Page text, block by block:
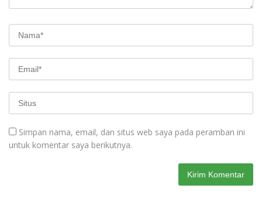
Simpan nama, email, dan situs web saya pada peramban ini
untuk komentar saya berikutnya.